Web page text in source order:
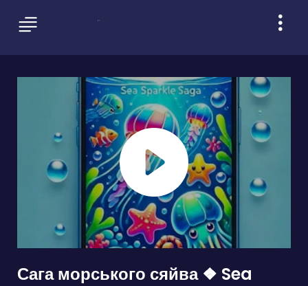
Сага морського сяйва ❖ Sea